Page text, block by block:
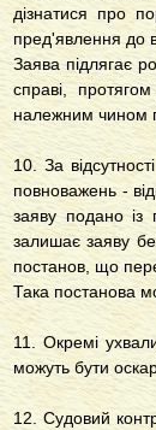
дізнатися про
пред'явлення до
Заява підлягає
справі,
належним чином
10. За
повноважень -
заяву подано із
залишає заяву
постанов, що
Така постанова
11. Окремі
можуть бути
12. Судовий